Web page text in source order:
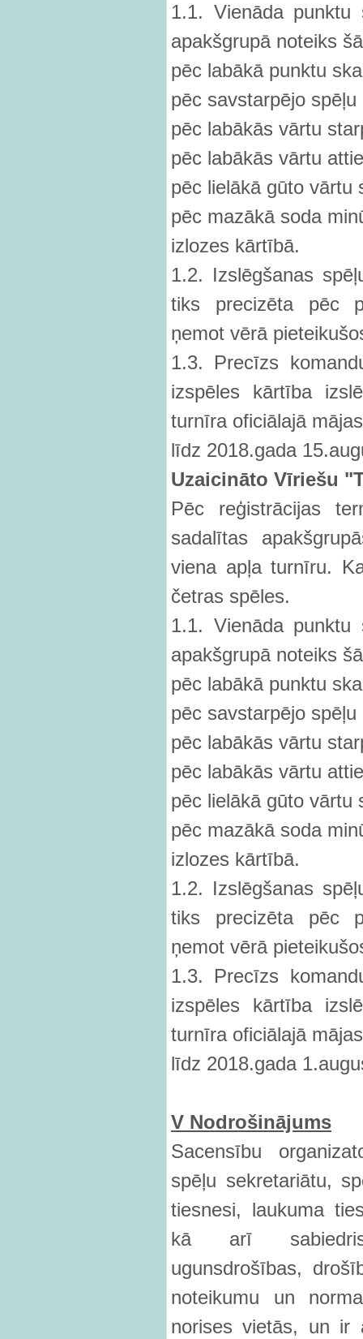
1.1. Vienāda
apakšgrupā noteiks
pēc labākā punktu
pēc savstarpējo
pēc labākās vārtu
pēc labākās vārtu
pēc lielākā gūto vārtu
pēc mazākā soda
izlozes kārtībā.
1.2. Izslēgšanas
tiks precizēta pēc
ņemot vērā
1.3. Precīzs
izspēles kārtība
turnīra oficiālajā
līdz 2018.gada
Uzaicināto Vīriešu
Pēc reģistrācijas
sadalītas
viena apļa turnīru.
četras spēles.
1.1. Vienāda
apakšgrupā noteiks
pēc labākā punktu
pēc savstarpējo
pēc labākās vārtu
pēc labākās vārtu
pēc lielākā gūto vārtu
pēc mazākā soda
izlozes kārtībā.
1.2. Izslēgšanas
tiks precizēta pēc
ņemot vērā
1.3. Precīzs
izspēles kārtība
turnīra oficiālajā
līdz 2018.gada
V Nodrošinājums
Sacensību
spēļu sekretariātu,
tiesnesi, laukuma
kā arī
ugunsdrošības,
noteikumu un
norises vietās, un ir